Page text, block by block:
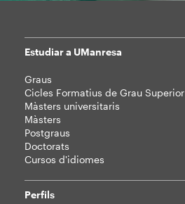
Mapa
web
Estudiar a UManresa
Graus
Cicles Formatius de Grau Superior
Màsters universitaris
Màsters
Postgraus
Doctorats
Cursos d'idiomes
Perfils